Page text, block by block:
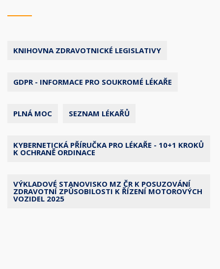
KNIHOVNA ZDRAVOTNICKÉ LEGISLATIVY
GDPR - INFORMACE PRO SOUKROMÉ LÉKAŘE
PLNÁ MOC SEZNAM LÉKAŘŮ
KYBERNETICKÁ PŘÍRUČKA PRO LÉKAŘE - 10+1 KROKŮ
K OCHRANĚ ORDINACE
VÝKLADOVÉ STANOVISKO MZ ČR K POSUZOVÁNÍ
ZDRAVOTNÍ ZPŮSOBILOSTI K ŘÍZENÍ MOTOROVÝCH
VOZIDEL 2025